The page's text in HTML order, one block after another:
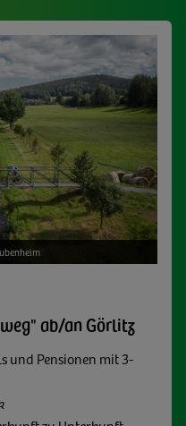
ab/an Görlitz
und Pensionen mit 3-